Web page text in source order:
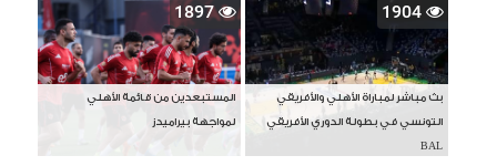
1904
بث مباشر لمباراة الأهلي والأفريقي
التونسي في بطولة الدوري الأفريقي
BAL
1897
المستبعدين من قائمة الأهلي
لمواجهة بيراميدز